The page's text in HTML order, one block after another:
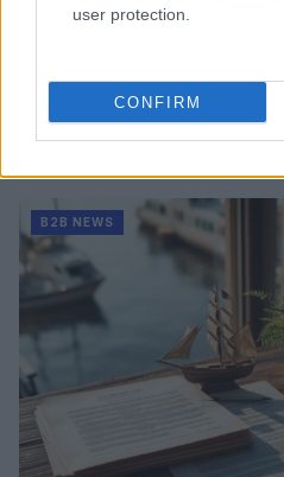
user protection.
CONFIRM
Acquisizione Fincantieri-
e rimettono capitale
B2B NEWS